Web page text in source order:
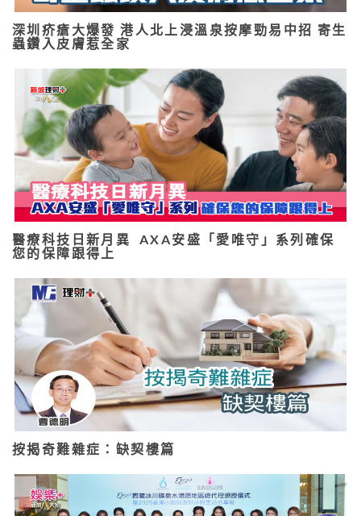
深圳疥瘡大爆發 港人北上浸溫泉按摩勁易中招 寄生
蟲鑽入皮膚惹全家
醫療科技日新月異 AXA安盛「愛唯守」系列確保
您的保障跟得上
按揭奇難雜症：缺契樓篇